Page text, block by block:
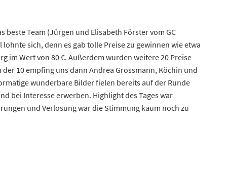
Team (Jürgen und Elisabeth Förster vom GC
sich, denn es gab tolle Preise zu gewinnen wie etwa
im Wert von 80 €. Außerdem wurden weitere 20 Preise
10 empfing uns dann Andrea Grossmann, Köchin und
wunderbare Bilder fielen bereits auf der Runde
bei Interesse erwerben. Highlight des Tages war
und Verlosung war die Stimmung kaum noch zu